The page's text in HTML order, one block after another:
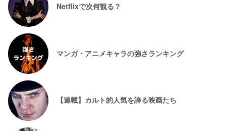
Netflixで次何観る？
マンガ・アニメキャラの強さランキング
【連載】カルト的人気を誇る映画たち